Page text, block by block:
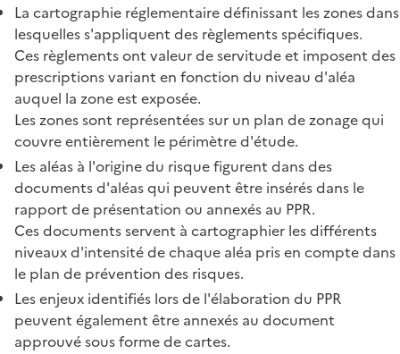
La cartographie réglementaire définissant les zones dans
lesquelles s'appliquent des règlements spécifiques.
Ces règlements ont valeur de servitude et imposent des
prescriptions variant en fonction du niveau d'aléa
auquel la zone est exposée.
Les zones sont représentées sur un plan de zonage qui
couvre entièrement le périmètre d'étude.
Les aléas à l'origine du risque figurent dans des
documents d'aléas qui peuvent être insérés dans le
rapport de présentation ou annexés au PPR.
Ces documents servent à cartographier les différents
niveaux d'intensité de chaque aléa pris en compte dans
le plan de prévention des risques.
Les enjeux identifiés lors de l'élaboration du PPR
peuvent également être annexés au document
approuvé sous forme de cartes.